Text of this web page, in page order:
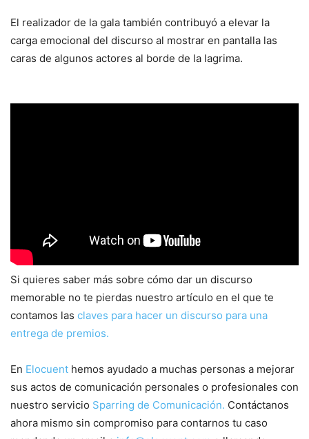
El realizador de la gala también contribuyó a elevar la
carga emocional del discurso al mostrar en pantalla las
caras de algunos actores al borde de la lagrima.
Si quieres saber más sobre cómo dar un discurso
memorable no te pierdas nuestro artículo en el que te
contamos las claves para hacer un discurso para una
entrega de premios.
En Elocuent hemos ayudado a muchas personas a mejorar
sus actos de comunicación personales o profesionales con
nuestro servicio Sparring de Comunicación. Contáctanos
ahora mismo sin compromiso para contarnos tu caso